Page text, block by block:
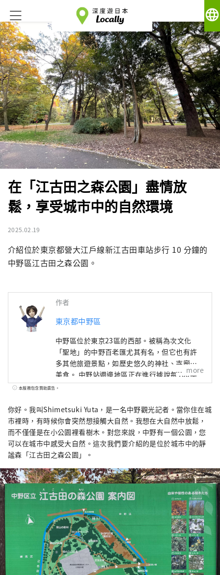
language
在「江古田之森公園」盡情放
鬆，享受城市中的自然環境
2025.02.19
介紹位於東京都營大江戶線新江古田車站步行 10 分鐘的
中野區江古田之森公園。
作者
東京都中野區
中野區位於東京23區的西部。被稱為次文化
「聖地」的中野百老匯尤其有名，但它也有許
多其他旅遊景點，如歷史悠久的神社、寺廟和
美食。 中野站週邊地區正在進行據說每100年
一次的再開發，在城鎮發生變化的同時，中野
老式的人文氣息。這座城市的這種多樣性也與
這座城市的特徵有關，這座城市居住著來自約
120 個國家的約 17,000 人。
more
本服務包含贊助廣告。
你好。我叫Shimetsuki Yuta，是一名中野觀光記者。當你住在城
市裡時，有時候你會突然想接觸大自然。我想在大自然中放鬆，
而不僅僅是在小公園裡看樹木。對您來說，中野有一個公園，您
可以在城市中感受大自然。這次我們要介紹的是位於城市中的靜
謐森「江古田之森公園」。